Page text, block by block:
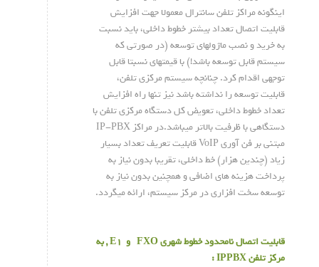
اینگونه مراکز تلفن سانترال معمولا جهت افزایش
قابلیت اتصال تعداد بیشتر خطوط داخلی، باید نسبت
به خرید و نصب ماژولهای توسعه (در صورتی که
سیستم قابل توسعه باشد!) با قیمتهای نسبتا قابل
توجهی اقدام کرد. چنانچه سیستم مرکزی تلفن،
قابلیت توسعه را نداشته باشد نیز تنها راه افزایش
تعداد خطوط داخلی، تعویض کل دستگاه مرکزی تلفن با
دستگاهی با ظرفیت بالاتر میباشد.در مراکز IP-PBX
مبتنی بر فن آوری VoIP قابلیت تعریف تعداد بسیار
زیاد (چندین هزار) خط داخلی، تقریبا بدون نیاز به
پرداخت هزینه های اضافی و همچنین بدون نیاز به
توسعه سخت افزاری در مرکز سیستم، ارائه میگردد.
قابلیت اتصال نامحدود خطوط شهریFXO و E1, به
مرکز تلفنIPPBX
: